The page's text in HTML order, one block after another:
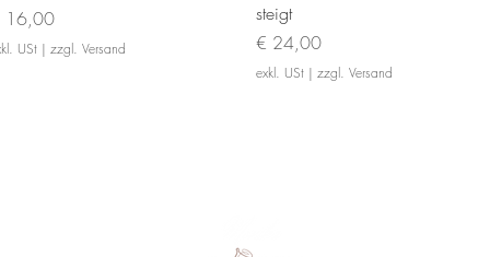
16,00
USt| zzgl. Versand
steigt
Preis
€ 24,00
exkl. USt | zzgl. Versand